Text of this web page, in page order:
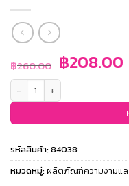
฿260.00 Original
price
was:
฿208.00
จำนวน กิฟฟารีน ไฮยา เมลา–ไว
รหัสสินค้า:84038
หมวดหมู่:ผลิตภัณฑ์ความงามแล